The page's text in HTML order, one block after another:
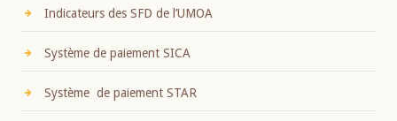
Indicateurs des SFD de l’UMOA
Système de paiement SICA
Système de paiement STAR